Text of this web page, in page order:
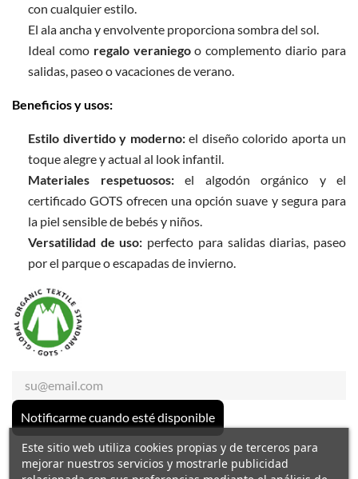
con cualquier estilo.
El ala ancha y envolvente proporciona sombra del sol.
Ideal como regalo veraniegoo complemento diario para
salidas, paseo o vacaciones de verano.
Beneficios y usos:
Estilo divertido y moderno:el diseño colorido aporta un
toque alegre y actual al look infantil.
Materiales respetuosos:el algodón orgánico y el
certificado GOTS ofrecen una opción suave y segura para
la piel sensible de bebés y niños.
Versatilidad de uso: perfecto para salidas diarias, paseo
por el parque o escapadas de invierno.
Notificarme cuando esté disponible
Este sitio web utiliza cookies propias y de terceros para
mejorar nuestros servicios y mostrarle publicidad